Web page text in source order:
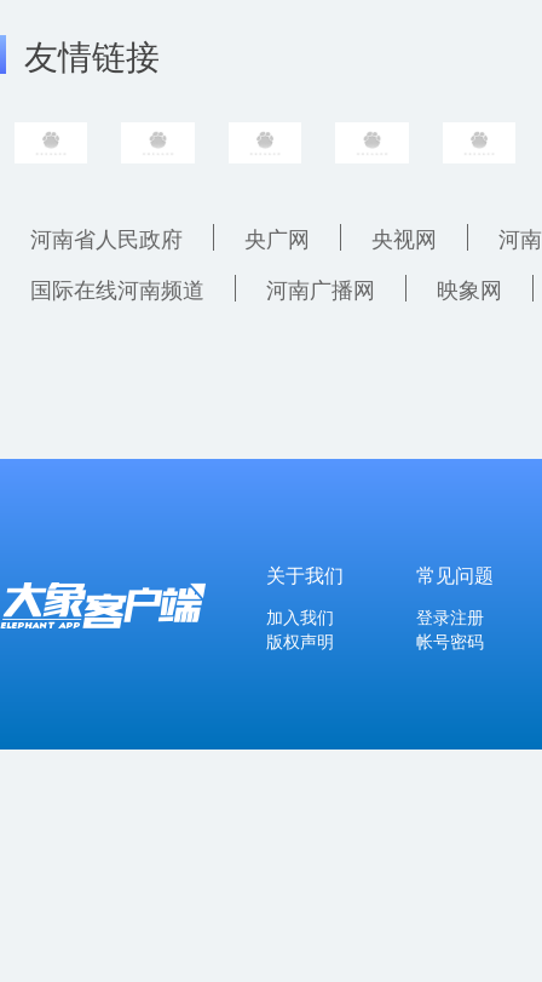
友情链接
河南省人民政府 央广网 央视网
河
国际在线河南频道
河南广播网 映象网
关于我们
加入我们
版权声明
常见问题
登录注册
帐号密码